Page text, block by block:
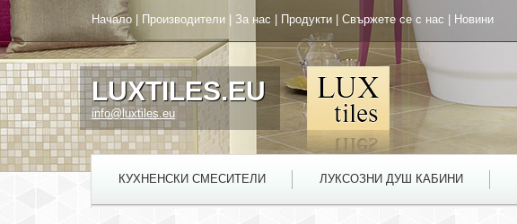
Начало Производители За нас Продукти Свържете се с нас Новини
LUXTILES.EU
info@luxtiles.eu
КУХНЕНСКИ СМЕСИТЕЛИ ЛУКСОЗНИ ДУШ КАБИНИ